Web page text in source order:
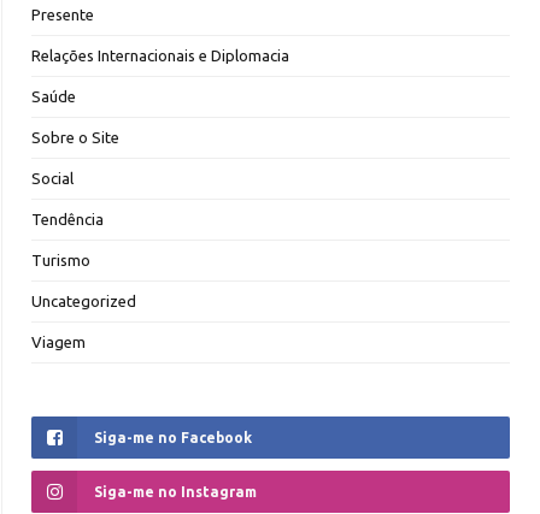
Presente
Relações Internacionais e Diplomacia
Saúde
Sobre o Site
Social
Tendência
Turismo
Uncategorized
Viagem
Siga-me no Facebook
Siga-me no Instagram